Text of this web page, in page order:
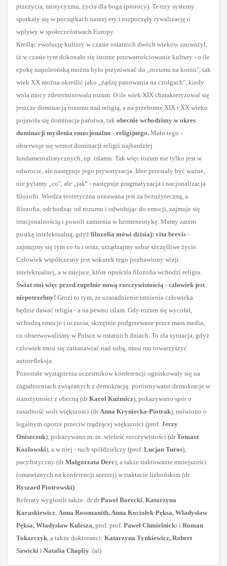
przeżycia, mistycyzmu, życia dla boga (prorocy). Te trzy systemy
spotkały się w początkach naszej ery i rozpoczęły rywalizację o
wpływy w społeczeństwach Europy.
Kreśląc ewolucję kultury w czasie ostatnich dwóch wieków zauważył,
iż w czasie tym dokonało się istotne przewartościowanie kultury - o ile
epokę napoleońską można było przyrównać do „rozumu na koniu", tak
wiek XX można określić jako „żądzę panowania na czołgach", kiedy
wola mocy zdeterminowała rozum. O ile wiek XIX charakteryzował się
jeszcze dominacją rozumu nad religią, a na przełomie XIX i XX wieku
pojawiła się dominacja państwa, tak obecnie wchodzimy w okres
dominacji myślenia emocjonalno - religijnego. Mało tego -
obserwuje się wzrost dominacji religii najbardziej
fundamentalistycznych, np. islamu. Tak więc rozum nie tylko jest w
odwrocie, ale następuje jego prywatyzacja. Idee przestały być ważne,
nie pytamy „co", ale „jak" - następuje pragmatyzacja i nacjonalizacja
filozofii. Wiedza teoretyczna uznawana jest za bezużyteczną, a
filozofia, odchodząc od rozumu i odwołując do emocji, zajmuje się
irracjonalnością i powoli zamienia w hermeneutykę. Mamy zatem
pustkę intelektualną, gdyż filozofia mówi dzisiaj: vita brevis -
zajmujmy się tym co tu i teraz, urządzajmy sobie szczęśliwe życie.
Człowiek współczesny jest wskutek tego pozbawiony wizji
intelektualnej, a w miejsce, które opuściła filozofia wchodzi religia.
Świat stoi więc przed zupełnie nową rzeczywistością - człowiek jest
niepotrzebny! Grozi to tym, że uzasadnienie istnienia człowieka
będzie dawać religia - a na pewno islam. Gdy rozum się wycofał,
wchodzą emocje i uczucia, skrzętnie podgrzewane przez mass media,
co obserwowaliśmy w Polsce w ostatnich dniach. To zła sytuacja, gdyż
człowiek musi się zastanawiać nad sobą, musi mu towarzyszyć
autorefleksja.
Pozostałe wystąpienia uczestników konferencji ogniskowały się na
zagadnieniach związanych z demokracją: porównywano demokracje w
starożytności z obecną (drKarol Kuźmicz), pokazywano spór o
zasadność woli większości (drAnna Kryniecka-Piotrak), mówiono o
legalnym oporze przeciw rządzącej większości (prof. Jerzy
Oniszczuk), pokazywano m. in. wielość rzeczywistości (drTomasz
Kozłowski), a w niej - ruch spółdzielczy (prof. Lucjan Turos),
pacyfistyczny (drMałgorzata Derc), a także traktowanie mniejszości
(omawianych na konferencji szerzej) w traktacie lizbońskim (dr
Ryszard Piotrowski).
Referaty wygłosili także: dr drPaweł Borecki, Katarzyna
Karaskiewicz, Anna Rossmanith, Anna Kociołek-Pęksa, Władysław
Pęksa, Władysław Kulesza, prof. prof. Paweł Chmielnicki i Roman
Tokarczyk, a także doktoranci: Katarzyna Tynkiewicz, Robert
Sawicki i Natalia Chapliy. (al)